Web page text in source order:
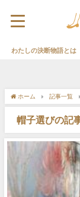
わたしの決断物語とは
ホーム 記事一覧
帽子選びの記